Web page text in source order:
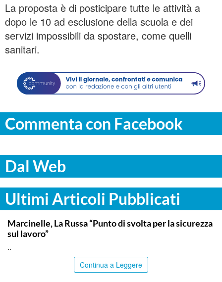
La proposta è di posticipare tutte le attività a
dopo le 10 ad esclusione della scuola e dei
servizi impossibili da spostare, come quelli
sanitari.
Commenta con Facebook
Dal Web
Ultimi Articoli Pubblicati
ITALPRESS
Marcinelle, La Russa “Punto di svolta per la sicurezza
sul lavoro”
..
Continua a Leggere